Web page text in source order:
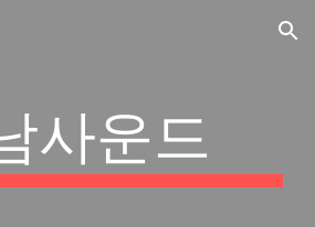
Skip to navigation
사운드